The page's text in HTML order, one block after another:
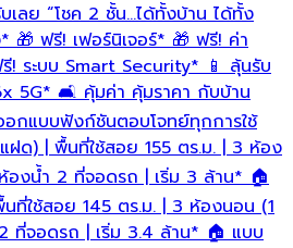
ลย “โชค 2 ชั้น…ได้ทั้งบ้าน ได้ทั้ง
🎁 ฟรี! เฟอร์นิเจอร์* 🎁 ฟรี! ค่า
! ระบบ Smart Security* 📱 ลุ้นรับ
5G* 🛋️ คุ้มค่า คุ้มราคา กับบ้าน
กแบบฟังก์ชันตอบโจทย์ทุกการใช้
ด) | พื้นที่ใช้สอย 155 ตร.ม. | 3 ห้อง
งน้ำ 2 ที่จอดรถ | เริ่ม 3 ล้าน* 🏠
ที่ใช้สอย 145 ตร.ม. | 3 ห้องนอน (1
ที่จอดรถ | เริ่ม 3.4 ล้าน* 🏠 แบบ